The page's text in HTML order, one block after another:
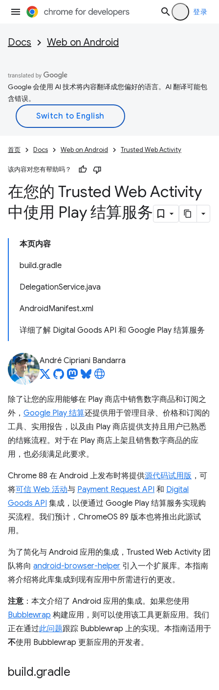
登录
Docs Web on Android
Google 会使用 AI 技术将内容翻译成您偏好的语言。AI 翻译可能包
含错误。
首页 Docs Web on Android Trusted Web Activity
该内容对您有帮助吗？
在您的 Trusted Web Activity
中使用 Play 结算服务
本页内容
build.gradle
DelegationService.java
AndroidManifest.xml
详细了解 Digital Goods API 和 Google Play 结算服务
André Cipriani Bandarra
除了让您的应用能够在 Play 商店中销售数字商品和订阅之
外， Google Play 结算还提供用于管理目录、价格和订阅的
工具、实用报告，以及由 Play 商店提供支持且用户已熟悉
的结账流程。对于在 Play 商店上架且销售数字商品的应
用，也必须满足此要求。
Chrome 88 在 Android 上发布时将提供源代码试用版 ，可
将可信 Web 活动与 Payment Request API 和 Digital
Goods API 集成，以便通过 Google Play 结算服务实现购
买流程。我们预计，ChromeOS 89 版本也将推出此源试
用。
为了简化与 Android 应用的集成，Trusted Web Activity 团
队将向 android-browser-helper 引入一个扩展库。本指南
将介绍将此库集成到现有应用中所需进行的更改。
注意：本文介绍了 Android 应用的集成。如果您使用
Bubblewrap 构建应用，则可以使用该工具更新应用。我们
正在通过此问题跟踪 Bubblewrap 上的实现。本指南适用于
不使用 Bubblewrap 更新应用的开发者。
build.gradle